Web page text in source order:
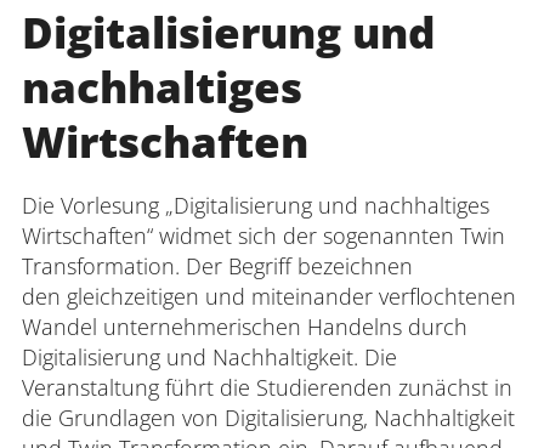
Digitalisierung und
nachhaltiges
Wirtschaften
Die Vorlesung „Digitalisierung und nachhaltiges
Wirtschaften“ widmet sich der sogenannten Twin
Transformation. Der Begriff bezeichnen
den gleichzeitigen und miteinander verflochtenen
Wandel unternehmerischen Handelns durch
Digitalisierung und Nachhaltigkeit. Die
Veranstaltung führt die Studierenden zunächst in
die Grundlagen von Digitalisierung, Nachhaltigkeit